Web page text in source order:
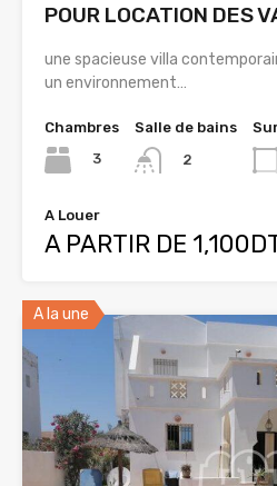
POUR LOCATION DES
une spacieuse villa
un environnement…
Chambres
3
Salle de bains
2
A Louer
A PARTIR DE
A la une